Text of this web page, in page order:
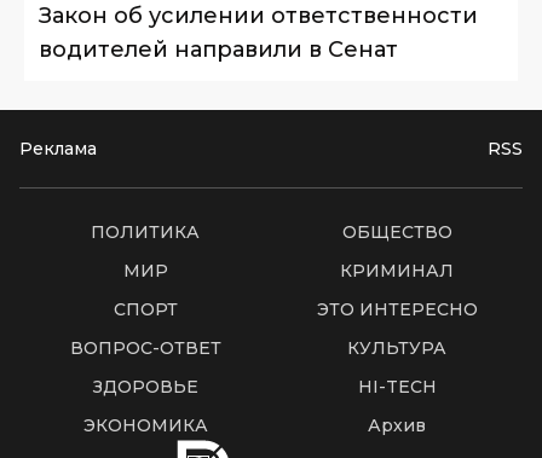
Закон об усилении ответственности
водителей направили в Сенат
Реклама RSS
ПОЛИТИКА
ОБЩЕСТВО
МИР
КРИМИНАЛ
СПОРТ
ЭТО ИНТЕРЕСНО
ВОПРОС-ОТВЕТ
КУЛЬТУРА
ЗДОРОВЬЕ
HI-TECH
ЭКОНОМИКА
Архив